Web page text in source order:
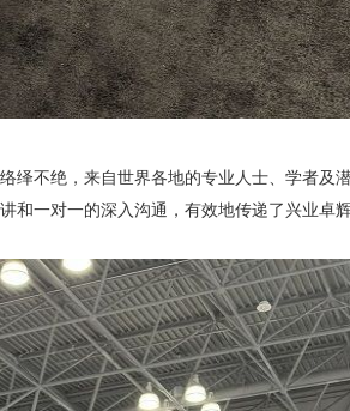
不绝，来自世界各地的专业人士、学者及潜
一对一的深入沟通，有效地传递了兴业卓辉